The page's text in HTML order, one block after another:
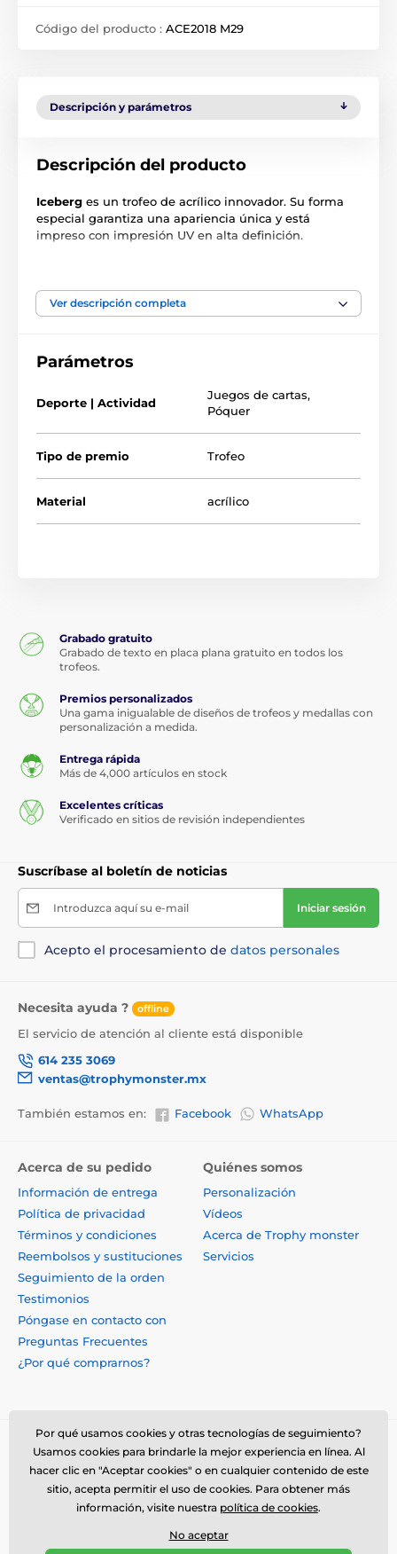
Código del producto : ACE2018 M29
Descripción y parámetros
Descripción del producto
Iceberg es un trofeo de acrílico innovador. Su forma
especial garantiza una apariencia única y está
impreso con impresión UV en alta definición.
El producto aparece en las categorías
Ver descripción completa
Parámetros
Deporte | Actividad
Juegos de cartas,
Póquer
Tipo de premio Trofeo
Material acrílico
Variedades (12)
Trofeo de Juegos de Cartas
Ases 2026
Trofeo Arden
con Escudo de
Grabado gratuito
Grabado de texto en placa plana gratuito en todos los
trofeos.
Premios personalizados
Más de 4,000 artículos en stock
Excelentes críticas
Verificado en sitios de revisión independientes
Suscríbase al boletín de noticias
Acepto el procesamiento de
Necesita ayuda ? offline
El servicio de atención al cliente está disponible
614 235 3069
ventas@trophymonster.mx
Facebook
Por qué usamos cookies y otras tecnologías de seguimiento?
Usamos cookies para brindarle la mejor experiencia en línea. Al
hacer clic en "Aceptar cookies" o en cualquier contenido de este
sitio, acepta permitir el uso de cookies. Para obtener más
información, visite nuestra política de cookies.
No aceptar